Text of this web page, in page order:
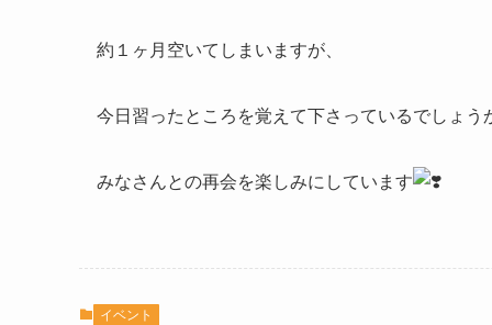
約１ヶ月空いてしまいますが、
今日習ったところを覚えて下さっているでしょう
みなさんとの再会を楽しみにしています
イベント